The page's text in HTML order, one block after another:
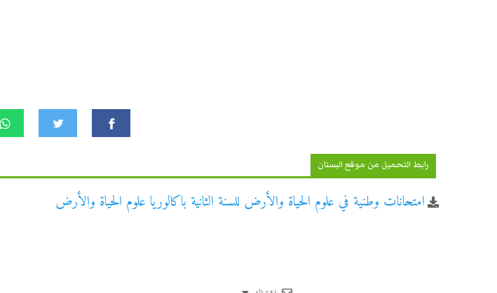
رابط التحميل من موقع البستان
امتحانات وطنية في علوم الحياة والأرض للسنة الثانية باكالوريا علوم الحياة والأرض